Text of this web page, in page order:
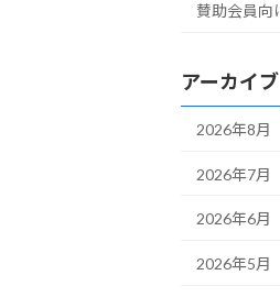
賛助会員向
アーカイブ
2026年8月
2026年7月
2026年6月
2026年5月